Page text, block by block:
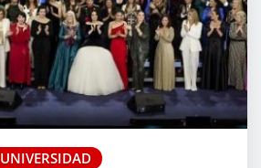
UNIVERSIDAD